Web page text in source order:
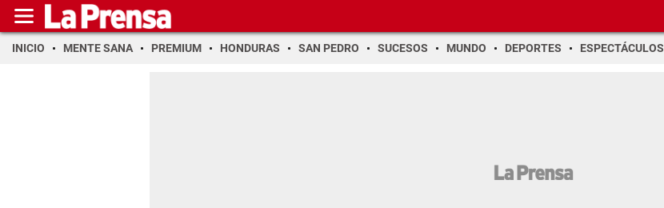
INICIO MENTE SANA PREMIUM HONDURAS SAN PEDRO SUCESOS MUNDO DEPORTES ESPECTÁCULOS